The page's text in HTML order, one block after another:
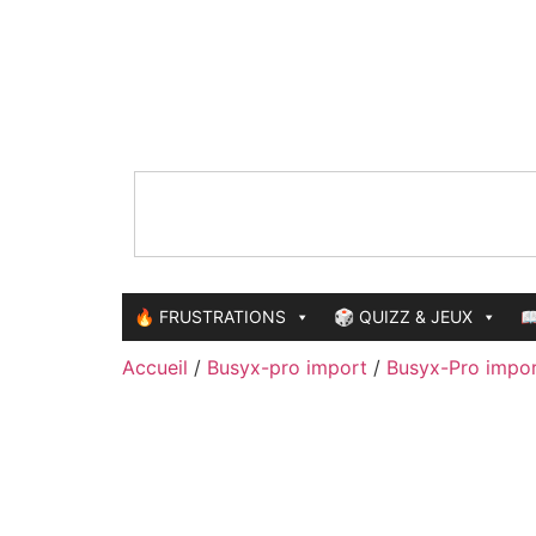
🔥 FRUSTRATIONS 🎲 QUIZZ & JEUX
Accueil / Busyx-pro import / Busyx-Pro